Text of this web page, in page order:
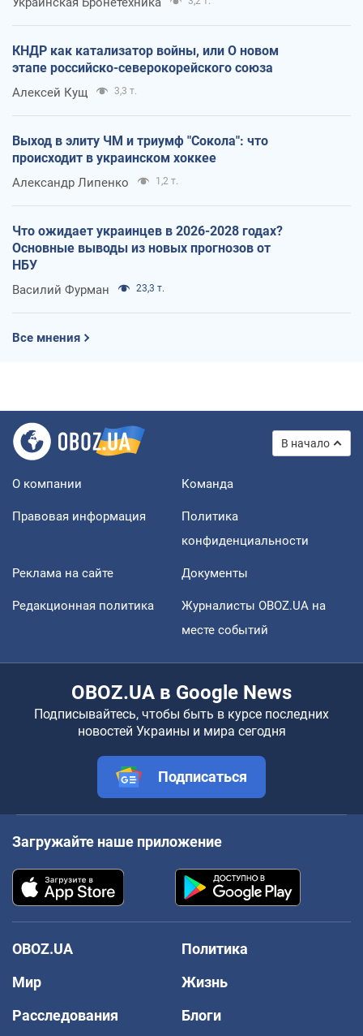
КНДР как катализатор войны, или О новом
этапе российско-северокорейского союза
Алексей Кущ 3,3 т.
Выход в элиту ЧМ и триумф "Сокола": что
происходит в украинском хоккее
Александр Липенко 1,2 т.
Что ожидает украинцев в 2026-2028 годах?
Основные выводы из новых прогнозов от
НБУ
Василий Фурман 23,3 т.
Все мнения
В начало
О компании Команда
Правовая информация
Политика
конфиденциальности
Реклама на сайте Документы
Редакционная политика
Журналисты OBOZ.UA на
месте событий
OBOZ.UA в Google News
Подписывайтесь, чтобы быть в курсе последних
новостей Украины и мира сегодня
Подписаться
Загружайте наше приложение
OBOZ.UA
Политика
Мир
Жизнь
Расследования
Блоги